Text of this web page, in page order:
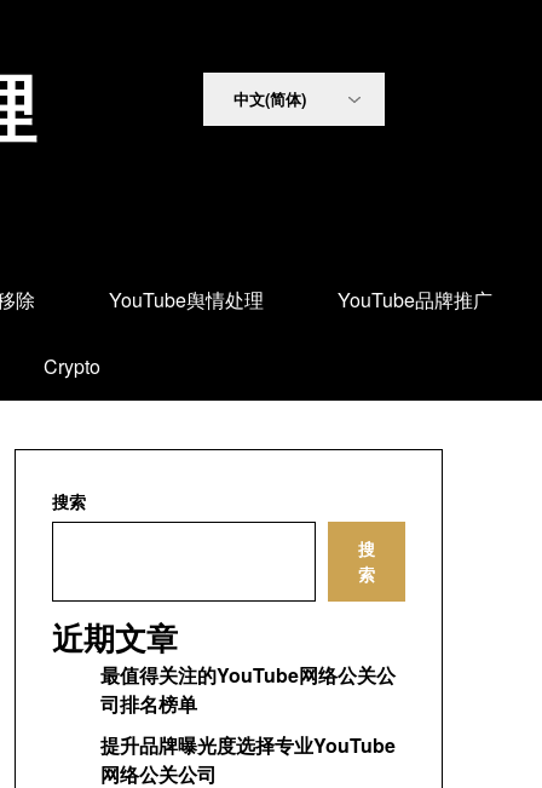
除 YouTube舆情处理 YouTube品牌推广
Crypto
搜索
搜
索
近期文章
最值得关注的YouTube网络公关公
司排名榜单
提升品牌曝光度选择专业YouTube
网络公关公司